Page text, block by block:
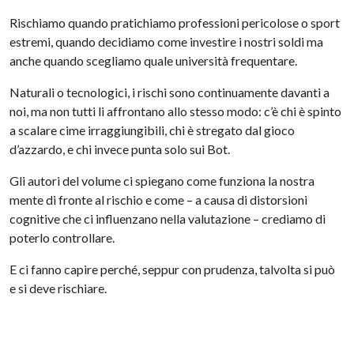
Rischiamo quando pratichiamo professioni pericolose o sport
estremi, quando decidiamo come investire i nostri soldi ma
anche quando scegliamo quale università frequentare.
Naturali o tecnologici, i rischi sono continuamente davanti a
noi, ma non tutti li affrontano allo stesso modo: c’è chi è spinto
a scalare cime irraggiungibili, chi è stregato dal gioco
d’azzardo, e chi invece punta solo sui Bot.
Gli autori del volume ci spiegano come funziona la nostra
mente di fronte al rischio e come – a causa di distorsioni
cognitive che ci influenzano nella valutazione – crediamo di
poterlo controllare.
E ci fanno capire perché, seppur con prudenza, talvolta si può
e si deve rischiare.